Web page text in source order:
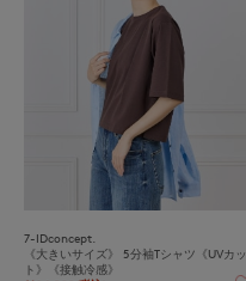
7-IDconcept.
《大きいサイズ》 5分袖Tシャツ《UVカッ
ト》《接触冷感》